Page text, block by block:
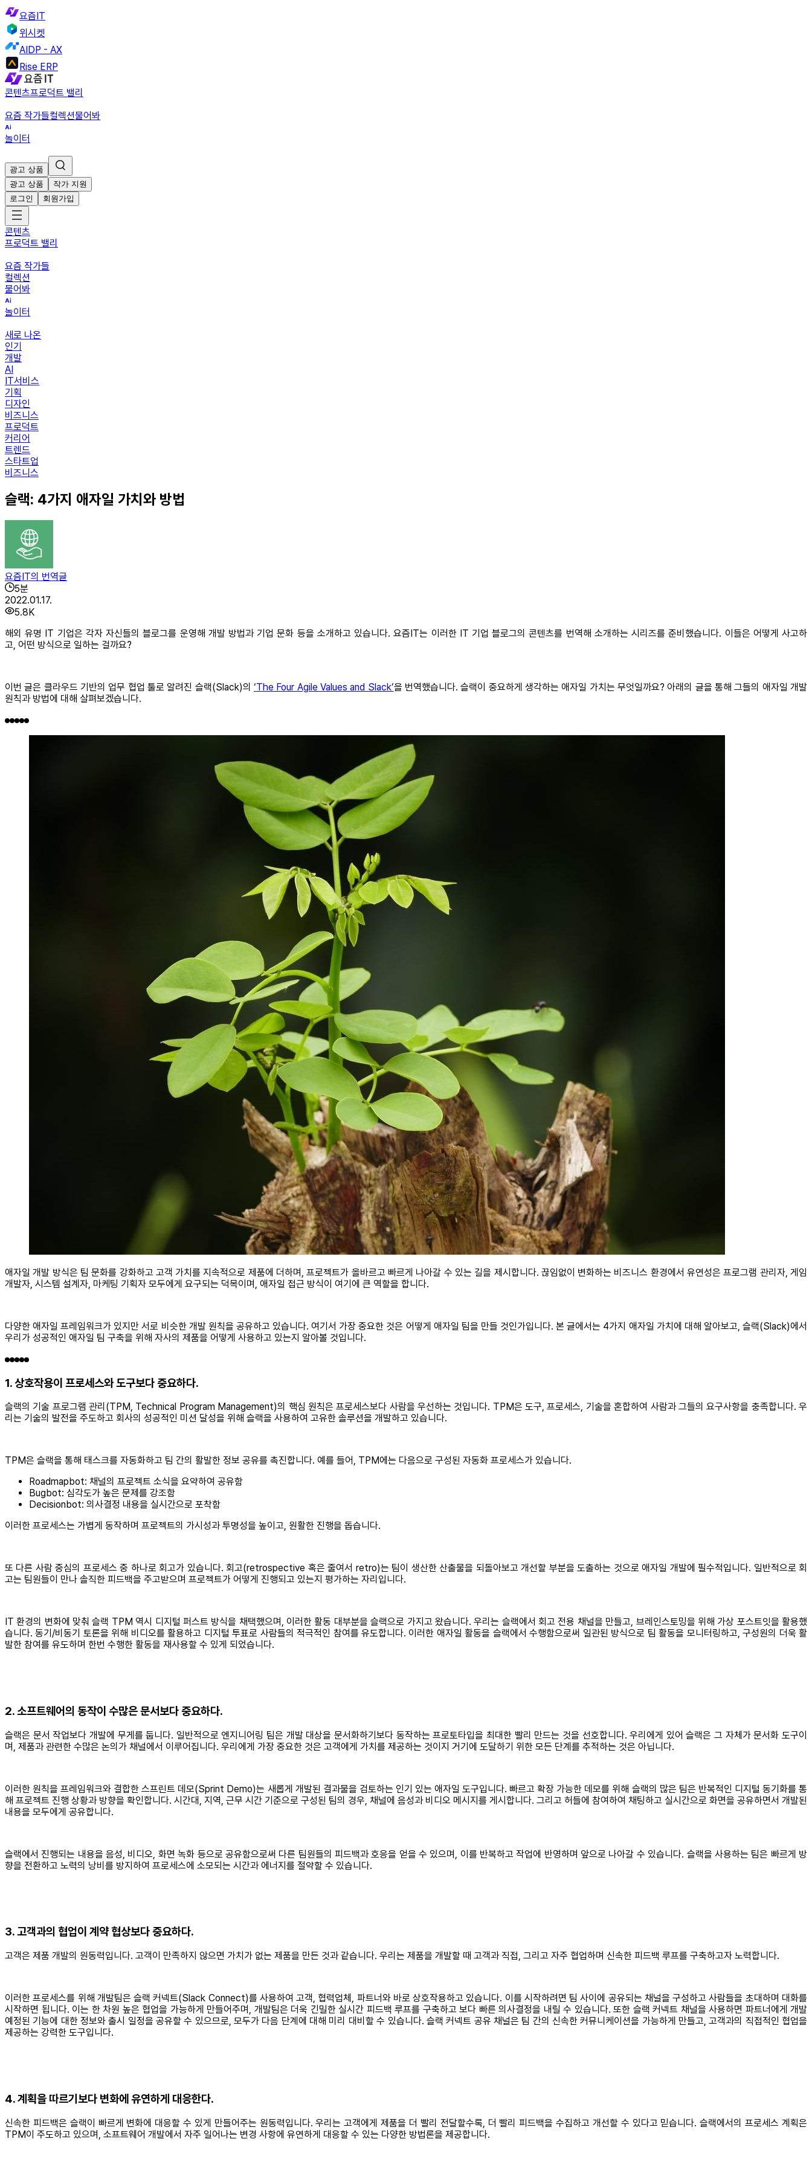
요즘IT
위시켓
AIDP - AX
Rise ERP
콘텐츠프로덕트 밸리
요즘 작가들컬렉션물어봐
놀이터
광고 상품
광고 상품
작가 지원
로그인
회원가입
콘텐츠
프로덕트 밸리
요즘 작가들
컬렉션
물어봐
놀이터
새로 나온
인기
개발
AI
IT서비스
기획
디자인
비즈니스
프로덕트
커리어
트렌드
스타트업
비즈니스
슬랙: 4가지 애자일 가치와 방법
요즘IT의 번역글
5분
2022.01.17.
5.8K
해외 유명 IT 기업은 각자 자신들의 블로그를 운영해 개발 방법과 기업 문화 등을 소개하고 있습니다. 요즘IT는 이러한 IT 기업 블로그의 콘텐츠를 번역해 소개하는 시리즈를 준비했습니다. 이들은 어떻게 사고하
고, 어떤 방식으로 일하는 걸까요?
이번 글은 클라우드 기반의 업무 협업 툴로 알려진 슬랙(Slack)의 ‘The Four Agile Values and Slack’을 번역했습니다. 슬랙이 중요하게 생각하는 애자일 가치는 무엇일까요? 아래의 글을 통해 그들의 애자일 개발
원칙과 방법에 대해 살펴보겠습니다.
애자일 개발 방식은 팀 문화를 강화하고 고객 가치를 지속적으로 제품에 더하며, 프로젝트가 올바르고 빠르게 나아갈 수 있는 길을 제시합니다. 끊임없이 변화하는 비즈니스 환경에서 유연성은 프로그램 관리자, 게임
개발자, 시스템 설계자, 마케팅 기획자 모두에게 요구되는 덕목이며, 애자일 접근 방식이 여기에 큰 역할을 합니다.
다양한 애자일 프레임워크가 있지만 서로 비슷한 개발 원칙을 공유하고 있습니다. 여기서 가장 중요한 것은 어떻게 애자일 팀을 만들 것인가입니다. 본 글에서는 4가지 애자일 가치에 대해 알아보고, 슬랙(Slack)에서
우리가 성공적인 애자일 팀 구축을 위해 자사의 제품을 어떻게 사용하고 있는지 알아볼 것입니다.
1. 상호작용이 프로세스와 도구보다 중요하다.
슬랙의 기술 프로그램 관리(TPM, Technical Program Management)의 핵심 원칙은 프로세스보다 사람을 우선하는 것입니다. TPM은 도구, 프로세스, 기술을 혼합하여 사람과 그들의 요구사항을 충족합니다. 우
리는 기술의 발전을 주도하고 회사의 성공적인 미션 달성을 위해 슬랙을 사용하여 고유한 솔루션을 개발하고 있습니다.
TPM은 슬랙을 통해 태스크를 자동화하고 팀 간의 활발한 정보 공유를 촉진합니다. 예를 들어, TPM에는 다음으로 구성된 자동화 프로세스가 있습니다.
Roadmapbot: 채널의 프로젝트 소식을 요약하여 공유함
Bugbot: 심각도가 높은 문제를 강조함
Decisionbot: 의사결정 내용을 실시간으로 포착함
이러한 프로세스는 가볍게 동작하며 프로젝트의 가시성과 투명성을 높이고, 원활한 진행을 돕습니다.
또 다른 사람 중심의 프로세스 중 하나로 회고가 있습니다. 회고(retrospective 혹은 줄여서 retro)는 팀이 생산한 산출물을 되돌아보고 개선할 부분을 도출하는 것으로 애자일 개발에 필수적입니다. 일반적으로 회
고는 팀원들이 만나 솔직한 피드백을 주고받으며 프로젝트가 어떻게 진행되고 있는지 평가하는 자리입니다.
IT 환경의 변화에 맞춰 슬랙 TPM 역시 디지털 퍼스트 방식을 채택했으며, 이러한 활동 대부분을 슬랙으로 가지고 왔습니다. 우리는 슬랙에서 회고 전용 채널을 만들고, 브레인스토밍을 위해 가상 포스트잇을 활용했
습니다. 동기/비동기 토론을 위해 비디오를 활용하고 디지털 투표로 사람들의 적극적인 참여를 유도합니다. 이러한 애자일 활동을 슬랙에서 수행함으로써 일관된 방식으로 팀 활동을 모니터링하고, 구성원의 더욱 활
발한 참여를 유도하며 한번 수행한 활동을 재사용할 수 있게 되었습니다.
2. 소프트웨어의 동작이 수많은 문서보다 중요하다.
슬랙은 문서 작업보다 개발에 무게를 둡니다. 일반적으로 엔지니어링 팀은 개발 대상을 문서화하기보다 동작하는 프로토타입을 최대한 빨리 만드는 것을 선호합니다. 우리에게 있어 슬랙은 그 자체가 문서화 도구이
며, 제품과 관련한 수많은 논의가 채널에서 이루어집니다. 우리에게 가장 중요한 것은 고객에게 가치를 제공하는 것이지 거기에 도달하기 위한 모든 단계를 추적하는 것은 아닙니다.
이러한 원칙을 프레임워크와 결합한 스프린트 데모(Sprint Demo)는 새롭게 개발된 결과물을 검토하는 인기 있는 애자일 도구입니다. 빠르고 확장 가능한 데모를 위해 슬랙의 많은 팀은 반복적인 디지털 동기화를 통
해 프로젝트 진행 상황과 방향을 확인합니다. 시간대, 지역, 근무 시간 기준으로 구성된 팀의 경우, 채널에 음성과 비디오 메시지를 게시합니다. 그리고 허들에 참여하여 채팅하고 실시간으로 화면을 공유하면서 개발된
내용을 모두에게 공유합니다.
슬랙에서 진행되는 내용을 음성, 비디오, 화면 녹화 등으로 공유함으로써 다른 팀원들의 피드백과 호응을 얻을 수 있으며, 이를 반복하고 작업에 반영하며 앞으로 나아갈 수 있습니다. 슬랙을 사용하는 팀은 빠르게 방
향을 전환하고 노력의 낭비를 방지하여 프로세스에 소모되는 시간과 에너지를 절약할 수 있습니다.
3. 고객과의 협업이 계약 협상보다 중요하다.
고객은 제품 개발의 원동력입니다. 고객이 만족하지 않으면 가치가 없는 제품을 만든 것과 같습니다. 우리는 제품을 개발할 때 고객과 직접, 그리고 자주 협업하며 신속한 피드백 루프를 구축하고자 노력합니다.
이러한 프로세스를 위해 개발팀은 슬랙 커넥트(Slack Connect)를 사용하여 고객, 협력업체, 파트너와 바로 상호작용하고 있습니다. 이를 시작하려면 팀 사이에 공유되는 채널을 구성하고 사람들을 초대하며 대화를
시작하면 됩니다. 이는 한 차원 높은 협업을 가능하게 만들어주며, 개발팀은 더욱 긴밀한 실시간 피드백 루프를 구축하고 보다 빠른 의사결정을 내릴 수 있습니다. 또한 슬랙 커넥트 채널을 사용하면 파트너에게 개발
예정된 기능에 대한 정보와 출시 일정을 공유할 수 있으므로, 모두가 다음 단계에 대해 미리 대비할 수 있습니다. 슬랙 커넥트 공유 채널은 팀 간의 신속한 커뮤니케이션을 가능하게 만들고, 고객과의 직접적인 협업을
제공하는 강력한 도구입니다.
4. 계획을 따르기보다 변화에 유연하게 대응한다.
신속한 피드백은 슬랙이 빠르게 변화에 대응할 수 있게 만들어주는 원동력입니다. 우리는 고객에게 제품을 더 빨리 전달할수록, 더 빨리 피드백을 수집하고 개선할 수 있다고 믿습니다. 슬랙에서의 프로세스 계획은
TPM이 주도하고 있으며, 소프트웨어 개발에서 자주 일어나는 변경 사항에 유연하게 대응할 수 있는 다양한 방법론을 제공합니다.